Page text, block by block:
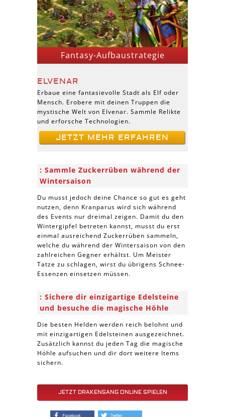
Fantasy-Aufbaustrategie
ELVENAR
Erbaue eine fantasievolle Stadt als Elf oder
Mensch. Erobere mit deinen Truppen die
mystische Welt von Elvenar. Sammle Relikte
und erforsche Technologien.
JETZT MEHR ERFAHREN
Sammle Zuckerrüben während der
Wintersaison
Du musst jedoch deine Chance so gut es geht
nutzen, denn Kranparus wird sich während
des Events nur dreimal zeigen. Damit du den
Wintergipfel betreten kannst, musst du erst
einmal ausreichend Zuckerrüben sammeln,
welche du während der Wintersaison von den
zahlreichen Gegner erhältst. Um Meister
Tatze zu schlagen, wirst du übrigens Schnee-
Essenzen einsetzen müssen.
Sichere dir einzigartige Edelsteine
und besuche die magische Höhle
Die besten Helden werden reich belohnt und
mit einzigartigen Edelsteinen ausgezeichnet.
Zusätzlich kannst du jeden Tag die magische
Höhle aufsuchen und dir dort weitere Items
sichern.
JETZT DRAKENSANG ONLINE SPIELEN